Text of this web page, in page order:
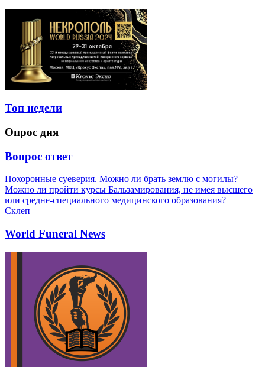
Топ недели
Опрос дня
Вопрос ответ
Похоронные суеверия. Можно ли брать землю с могилы?
Можно ли пройти курсы Бальзамирования, не имея высшего
или средне-специального медицинского образования?
Склеп
World Funeral News